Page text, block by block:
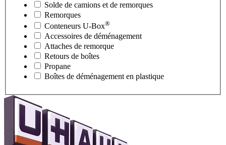
Solde de camions et de remorques
Remorques
Conteneurs U-Box®
Accessoires de déménagement
Attaches de remorque
Retours de boîtes
Propane
Boîtes de déménagement en plastique